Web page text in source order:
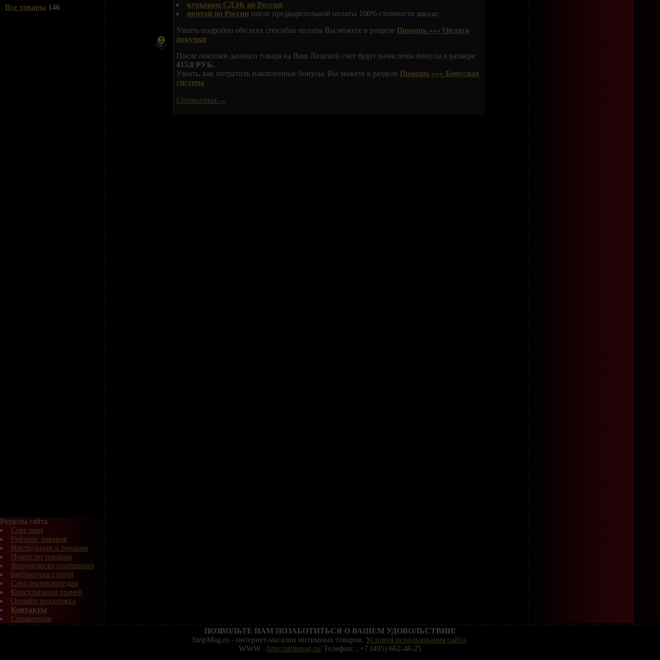
Все товары 146
Разделы сайта
Секс шоп
Рейтинг товаров
Инструкции к товарам
Поиск по товарам
Форум/доска сообщений
Библиотека статей
Секс-энциклопедия
Консультации врачей
Онлайн поддержка
Контакты
Справочная
курьером СДЭК по России;
почтой по России после предварительной оплаты 100% стоимости заказа;
Узнать подробно обо всех способах оплаты Вы можете в разделе Помощь »»» Оплата
покупки
После покупки данного товара на Ваш Лицевой счет будут начислены бонусы в размере
415.8 РУБ.
Узнать, как потратить накопленные бонусы, Вы можете в разделе Помощь »»» Бонусная
система
Справочная →
ПОЗВОЛЬТЕ НАМ ПОЗАБОТИТЬСЯ О ВАШЕМ УДОВОЛЬСТВИИ!
StripMag.ru - интернет-магазин интимных товаров. Условия использования сайта.
WWW - http://stripmag.ru/Телефон: , +7 (495) 662-48-25